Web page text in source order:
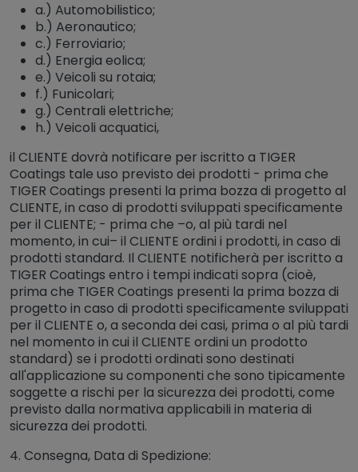
a.) Automobilistico;
b.) Aeronautico;
c.) Ferroviario;
d.) Energia eolica;
e.) Veicoli su rotaia;
f.) Funicolari;
g.) Centrali elettriche;
h.) Veicoli acquatici,
il CLIENTE dovrà notificare per iscritto a TIGER
Coatings tale uso previsto dei prodotti - prima che
TIGER Coatings presenti la prima bozza di progetto al
CLIENTE, in caso di prodotti sviluppati specificamente
per il CLIENTE; - prima che –o, al più tardi nel
momento, in cui– il CLIENTE ordini i prodotti, in caso di
prodotti standard. Il CLIENTE notificherà per iscritto a
TIGER Coatings entro i tempi indicati sopra (cioè,
prima che TIGER Coatings presenti la prima bozza di
progetto in caso di prodotti specificamente sviluppati
per il CLIENTE o, a seconda dei casi, prima o al più tardi
nel momento in cui il CLIENTE ordini un prodotto
standard) se i prodotti ordinati sono destinati
all'applicazione su componenti che sono tipicamente
soggette a rischi per la sicurezza dei prodotti, come
previsto dalla normativa applicabili in materia di
sicurezza dei prodotti.
4. Consegna, Data di Spedizione: